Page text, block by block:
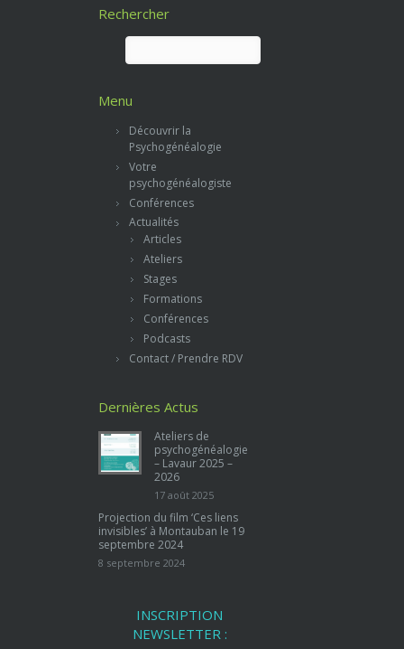
Rechercher
Rechercher :
Menu
Découvrir la
Psychogénéalogie
Votre
psychogénéalogiste
Conférences
Actualités
Articles
Ateliers
Stages
Formations
Conférences
Podcasts
Contact / Prendre RDV
Dernières Actus
Ateliers de
psychogénéalogie
– Lavaur 2025 –
2026
17 août 2025
Projection du film ‘Ces liens
invisibles’ à Montauban le 19
septembre 2024
8 septembre 2024
INSCRIPTION
NEWSLETTER :